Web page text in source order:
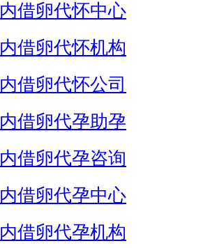
借卵代怀中心
借卵代怀机构
借卵代怀公司
借卵代孕助孕
借卵代孕咨询
借卵代孕中心
借卵代孕机构